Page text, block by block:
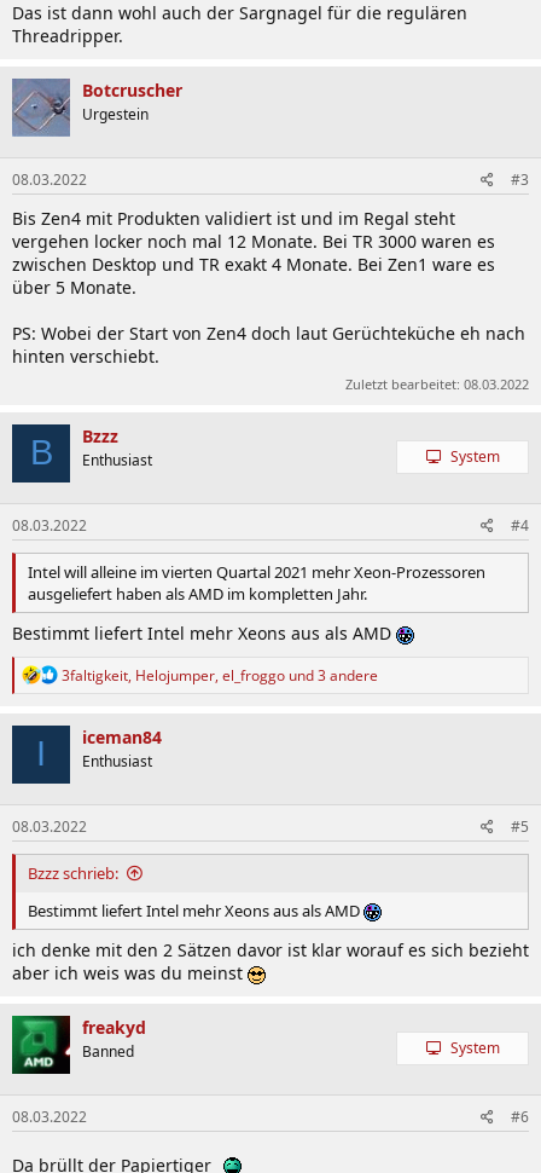
Das ist dann wohl auch der Sargnagel für die regulären
Threadripper.
Botcruscher
Urgestein
08.03.2022 #3
Bis Zen4 mit Produkten validiert ist und im Regal steht
vergehen locker noch mal 12 Monate. Bei TR 3000 waren es
zwischen Desktop und TR exakt 4 Monate. Bei Zen1 ware es
über 5 Monate.
PS: Wobei der Start von Zen4 doch laut Gerüchteküche eh nach
hinten verschiebt.
Zuletzt bearbeitet: 08.03.2022
B Bzzz
Enthusiast System
08.03.2022 #4
Intel will alleine im vierten Quartal 2021 mehr Xeon-Prozessoren
ausgeliefert haben als AMD im kompletten Jahr.
Bestimmt liefert Intel mehr Xeons aus als AMD
R
k
o
n
e
n
3faltigkeit, Helojumper, el_froggo und 3 andere
I iceman84
Enthusiast
08.03.2022 #5
Bzzz schrieb:
Bestimmt liefert Intel mehr Xeons aus als AMD
ich denke mit den 2 Sätzen davor ist klar worauf es sich bezieht
aber ich weis was du meinst
freakyd
Banned System
08.03.2022 #6
Da brüllt der Papiertiger